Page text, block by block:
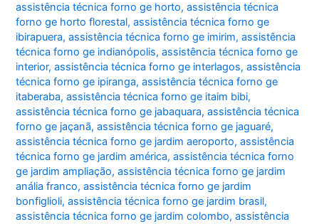
assistência técnica forno ge horto,assistência técnica
forno ge horto florestal,assistência técnica forno ge
ibirapuera,assistência técnica forno ge imirim,assistência
técnica forno ge indianópolis,assistência técnica forno ge
interior,assistência técnica forno ge interlagos,assistência
técnica forno ge ipiranga,assistência técnica forno ge
itaberaba,assistência técnica forno ge itaim bibi,
assistência técnica forno ge jabaquara,assistência técnica
forno ge jaçanã,assistência técnica forno ge jaguaré,
assistência técnica forno ge jardim aeroporto,assistência
técnica forno ge jardim américa,assistência técnica forno
ge jardim ampliação,assistência técnica forno ge jardim
anália franco,assistência técnica forno ge jardim
bonfiglioli,assistência técnica forno ge jardim brasil,
assistência técnica forno ge jardim colombo,assistência